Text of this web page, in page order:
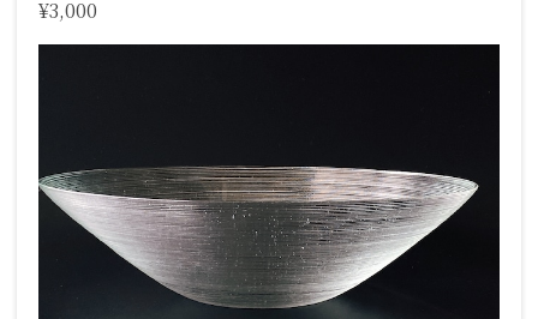
¥3,000